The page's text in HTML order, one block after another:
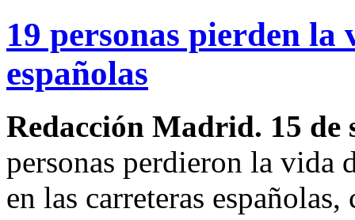
19 personas pierden la
españolas
Redacción Madrid. 15 de
personas perdieron la vida
en las carreteras